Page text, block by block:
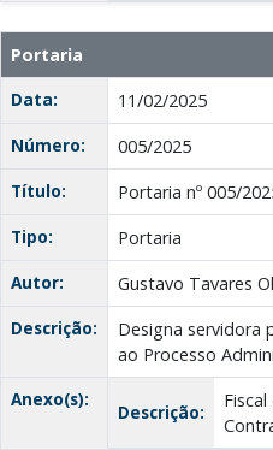
Portaria
Data:
11/02/2025
Número:
005/2025
Título:
Portaria nº 005/
Tipo:
Portaria
Autor:
Gustavo Tavares
Descrição:
Designa servidora
ao Processo
Anexo(s):
Descrição:
Fiscal